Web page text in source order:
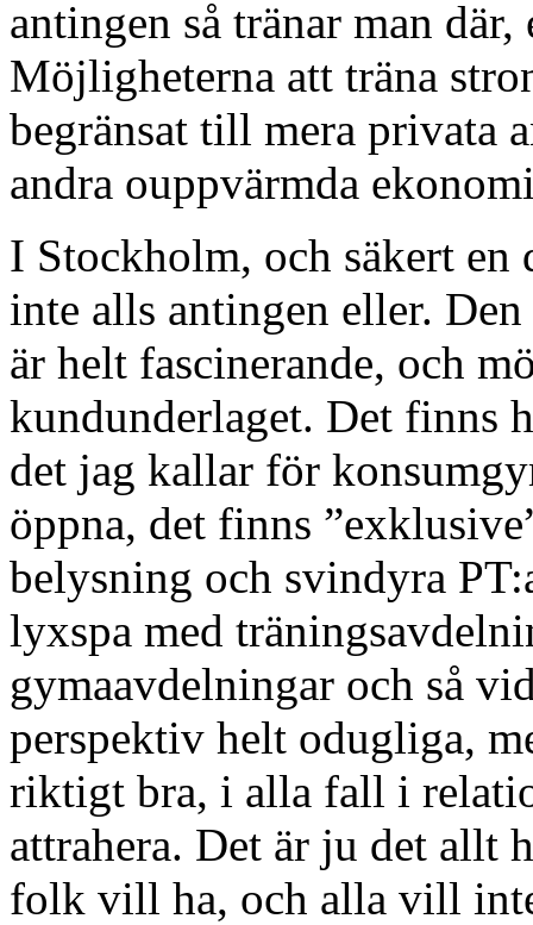
antingen så tränar man
Möjligheterna att träna
begränsat till mera privata
andra ouppvärmda
I Stockholm, och säkert en
inte alls antingen eller.
är helt fascinerande, och
kundunderlaget. Det
det jag kallar för
öppna, det finns
belysning och svindyra
lyxspa med
gymaavdelningar och så
perspektiv helt odugliga,
riktigt bra, i alla fall i
attrahera. Det är ju det allt
folk vill ha, och alla vill